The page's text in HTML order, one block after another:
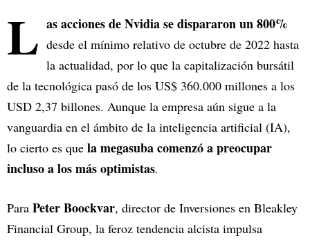
L as acciones de Nvidia se dispararon un 800%
desde el mínimo relativo de octubre de 2022 hasta
la actualidad, por lo que la capitalización bursátil
de la tecnológica pasó de los US$ 360.000 millones a los
USD 2,37 billones. Aunque la empresa aún sigue a la
vanguardia en el ámbito de la inteligencia artificial (IA),
lo cierto es que la megasuba comenzó a preocupar
incluso a los más optimistas.
Para Peter Boockvar, director de Inversiones en Bleakley
Financial Group, la feroz tendencia alcista impulsa